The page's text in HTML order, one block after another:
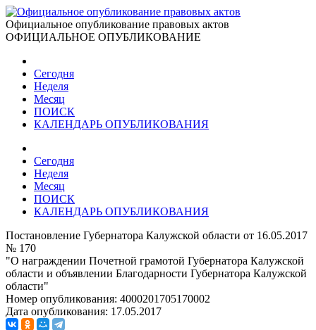
Официальное опубликование правовых актов
ОФИЦИАЛЬНОЕ ОПУБЛИКОВАНИЕ
Сегодня
Неделя
Месяц
ПОИСК
КАЛЕНДАРЬ ОПУБЛИКОВАНИЯ
Сегодня
Неделя
Месяц
ПОИСК
КАЛЕНДАРЬ ОПУБЛИКОВАНИЯ
Постановление Губернатора Калужской области от 16.05.2017
№ 170
"О награждении Почетной грамотой Губернатора Калужской
области и объявлении Благодарности Губернатора Калужской
области"
Номер опубликования: 4000201705170002
Дата опубликования: 17.05.2017